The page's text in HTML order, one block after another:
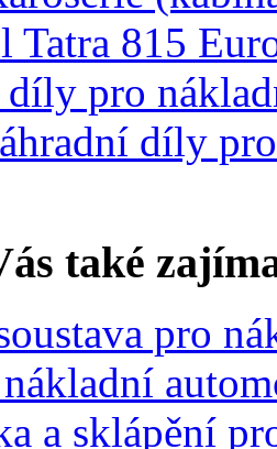
Tatra 815
pro
díly
také
pro
a sklápění